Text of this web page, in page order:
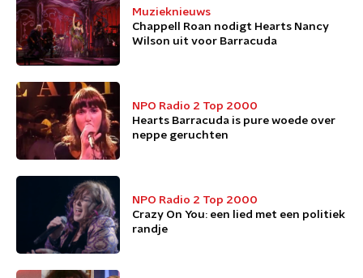
Muzieknieuws
Chappell Roan nodigt Hearts Nancy
Wilson uit voor Barracuda
NPO Radio 2 Top 2000
Hearts Barracuda is pure woede over
neppe geruchten
NPO Radio 2 Top 2000
Crazy On You: een lied met een politiek
randje